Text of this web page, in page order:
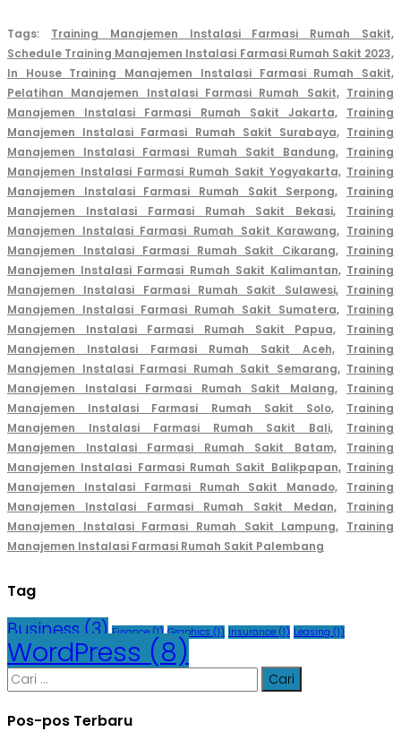
Tags: Training Manajemen Instalasi Farmasi Rumah Sakit,
Schedule Training Manajemen Instalasi Farmasi Rumah Sakit 2023,
In House Training Manajemen Instalasi Farmasi Rumah Sakit,
Pelatihan Manajemen Instalasi Farmasi Rumah Sakit, Training
Manajemen Instalasi Farmasi Rumah Sakit Jakarta,
Training
Manajemen Instalasi Farmasi Rumah Sakit Surabaya, Training
Manajemen Instalasi Farmasi Rumah Sakit Bandung, Training
Manajemen Instalasi Farmasi Rumah Sakit Yogyakarta, Training
Manajemen Instalasi Farmasi Rumah Sakit Serpong,
Training
Manajemen Instalasi Farmasi Rumah Sakit Bekasi,
Training
Manajemen Instalasi Farmasi Rumah Sakit Karawang, Training
Manajemen Instalasi Farmasi Rumah Sakit Cikarang, Training
Manajemen Instalasi Farmasi Rumah Sakit Kalimantan, Training
Manajemen Instalasi Farmasi Rumah Sakit Sulawesi,
Training
Manajemen Instalasi Farmasi Rumah Sakit Sumatera, Training
Manajemen Instalasi Farmasi Rumah Sakit Papua,
Training
Manajemen Instalasi Farmasi Rumah Sakit Aceh,
Training
Manajemen Instalasi Farmasi Rumah Sakit Semarang, Training
Manajemen Instalasi Farmasi Rumah Sakit Malang,
Training
Manajemen Instalasi Farmasi Rumah Sakit Solo,
Training
Manajemen Instalasi Farmasi Rumah Sakit Bali,
Training
Manajemen Instalasi Farmasi Rumah Sakit Batam,
Training
Manajemen Instalasi Farmasi Rumah Sakit Balikpapan, Training
Manajemen Instalasi Farmasi Rumah Sakit Manado,
Training
Manajemen Instalasi Farmasi Rumah Sakit Medan,
Training
Manajemen Instalasi Farmasi Rumah Sakit Lampung, Training
Manajemen Instalasi Farmasi Rumah Sakit Palembang
Tag
Business (3) Finance (1) Graphics (1) Insurance (1) Leasing (1)
WordPress (8)
Cari
untuk:
Pos-pos Terbaru